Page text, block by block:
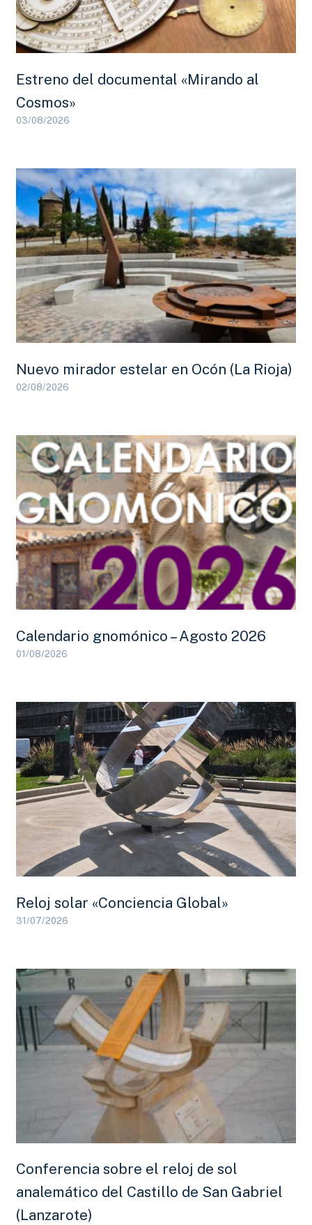
Estreno del documental «Mirando al
Cosmos»
03/08/2026
Nuevo mirador estelar en Ocón (La Rioja)
02/08/2026
Calendario gnomónico – Agosto 2026
01/08/2026
Reloj solar «Conciencia Global»
31/07/2026
Conferencia sobre el reloj de sol
analemático del Castillo de San Gabriel
(Lanzarote)